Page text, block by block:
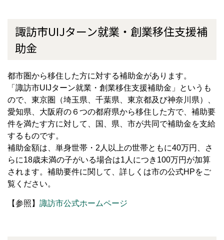
諏訪市UIJターン就業・創業移住支援補
助金
都市圏から移住した方に対する補助金があります。
「諏訪市UIJターン就業・創業移住支援補助金」というも
ので、東京圏（埼玉県、千葉県、東京都及び神奈川県）、
愛知県、大阪府の６つの都府県から移住した方で、補助要
件を満たす方に対して、国、県、市が共同で補助金を支給
するものです。
補助金額は、単身世帯・ 2 人以上の世帯ともに40万円、さ
らに18歳未満の子がいる場合は1 人につき 100万円が加算
されます。補助要件に関して、詳しくは市の公式HPをご
覧ください。
【参照】 諏訪市公式ホームページ